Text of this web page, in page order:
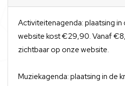
Activiteitenagenda: plaatsing in
website kost €29,90. Vanaf
zichtbaar op onze website.
Muziekagenda: plaatsing in de